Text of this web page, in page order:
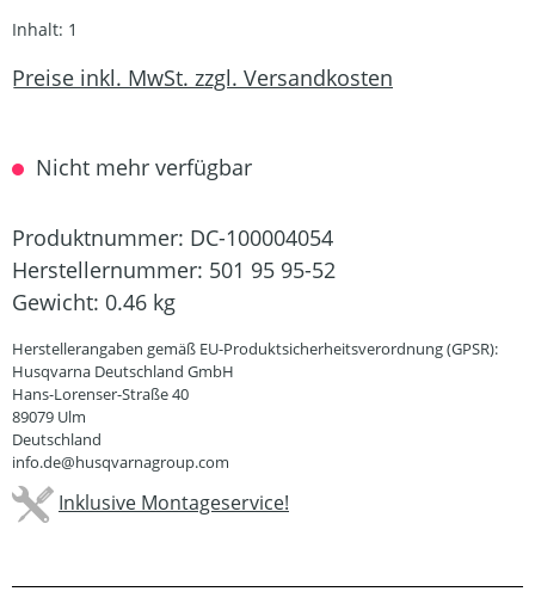
Inhalt: 1
Preise inkl. MwSt. zzgl. Versandkosten
Nicht mehr verfügbar
Produktnummer: DC-100004054
Herstellernummer: 501 95 95-52
Gewicht: 0.46 kg
Herstellerangaben gemäß EU-Produktsicherheitsverordnung (GPSR):
Husqvarna Deutschland GmbH
Hans-Lorenser-Straße 40
89079 Ulm
Deutschland
info.de@husqvarnagroup.com
Inklusive Montageservice!